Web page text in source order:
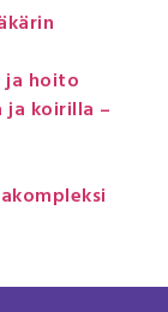
ja hoito
ja koirilla –